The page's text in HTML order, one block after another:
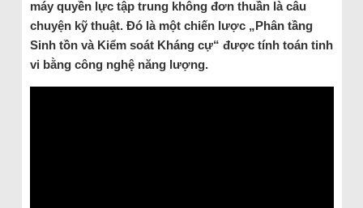
máy quyền lực tập trung không đơn thuần là câu
chuyện kỹ thuật. Đó là một chiến lược „Phân tầng
Sinh tồn và Kiểm soát Kháng cự“ được tính toán tinh
vi bằng công nghệ năng lượng.